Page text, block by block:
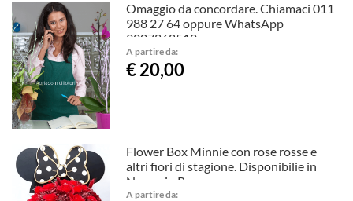
Omaggio da concordare. Chiamaci 011
988 27 64 oppure WhatsApp
3207868512.
A partire da:
€ 20,00
Flower Box Minnie con rose rosse e
altri fiori di stagione. Disponibilie in
Nero e in Rosso
A partire da: